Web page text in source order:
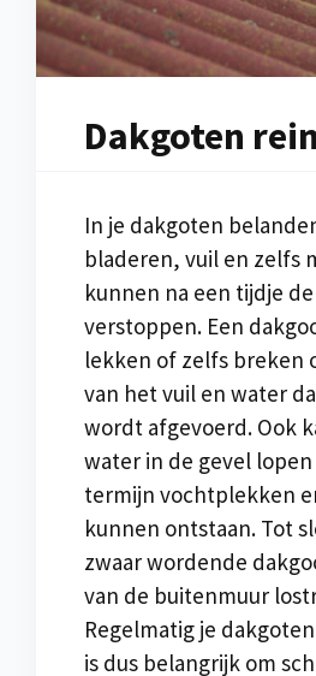
Dakgoten
In je dakgoten
bladeren, vuil en zelfs
kunnen na een tijdje
verstoppen. Een
lekken of zelfs breken
van het vuil en water
wordt afgevoerd. Ook
water in de gevel
termijn vochtplekken
kunnen ontstaan. Tot
zwaar wordende
van de buitenmuur
Regelmatig je
is dus belangrijk om